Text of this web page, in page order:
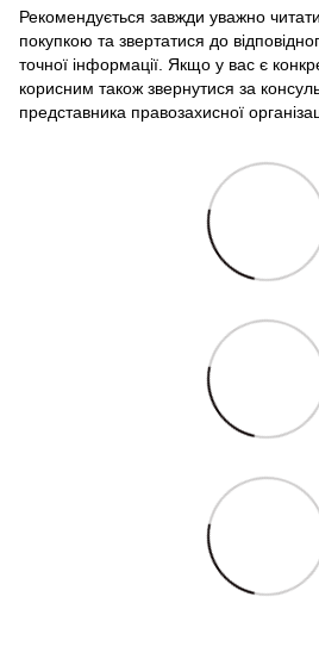
Рекомендується завжди уважно
покупкою та звертатися до
точної інформації. Якщо у вас є
корисним також звернутися за
представника правозахисної